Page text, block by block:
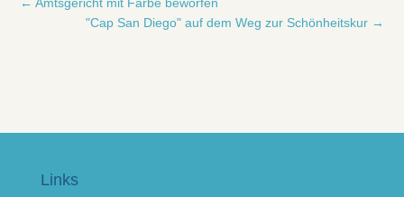
"Cap San Diego" auf dem Weg zur Schönheitskur→
Links